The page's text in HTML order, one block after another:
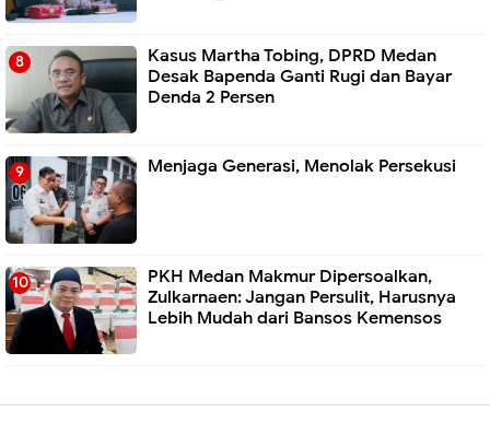
Kasus Martha Tobing, DPRD Medan
Desak Bapenda Ganti Rugi dan Bayar
Denda 2 Persen
Menjaga Generasi, Menolak Persekusi
PKH Medan Makmur Dipersoalkan,
Zulkarnaen: Jangan Persulit, Harusnya
Lebih Mudah dari Bansos Kemensos